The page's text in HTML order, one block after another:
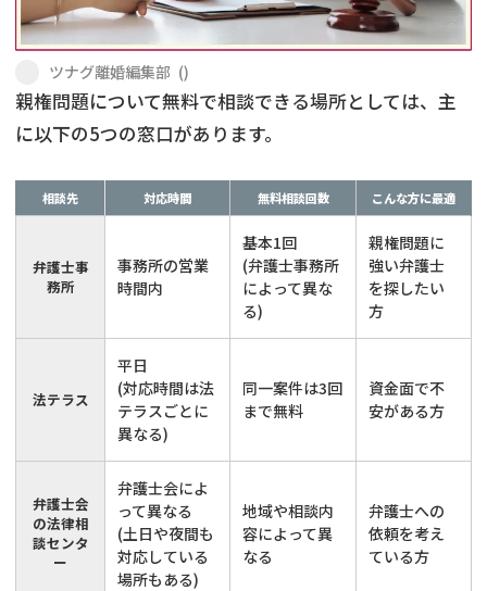
不貞・不倫慰謝料請求
養育費
国際離婚
DV
離婚の相談先
その他の男女問題
ツナグ離婚編集部 ()
親権問題について無料で相談できる場所としては、主
に以下の5つの窓口があります。
相談先 対応時間 無料相談回数 こんな方に最適
弁護士事
務所
事務所の営業
時間内
基本1回
(弁護士事務所
によって異な
る)
親権問題に
強い弁護士
を探したい
方
法テラス
平日
(対応時間は法
テラスごとに
異なる)
同一案件は3回
まで無料
資金面で不
安がある方
弁護士会
の法律相
談センタ
ー
弁護士会によ
って異なる
(土日や夜間も
対応している
場所もある)
地域や相談内
容によって異
なる
弁護士への
依頼を考え
ている方